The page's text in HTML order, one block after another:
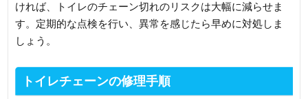
ければ、トイレのチェーン切れのリスクは大幅に減らせま
す。定期的な点検を行い、異常を感じたら早めに対処しま
しょう。
トイレチェーンの修理手順